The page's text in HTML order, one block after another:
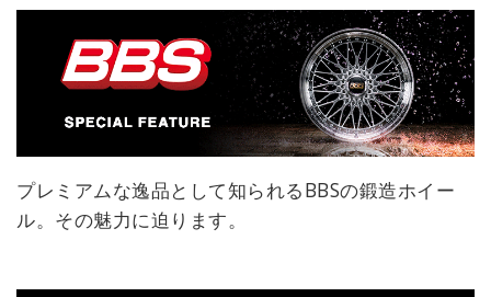
プレミアムな逸品として知られるBBSの鍛造ホイー
ル。その魅力に迫ります。